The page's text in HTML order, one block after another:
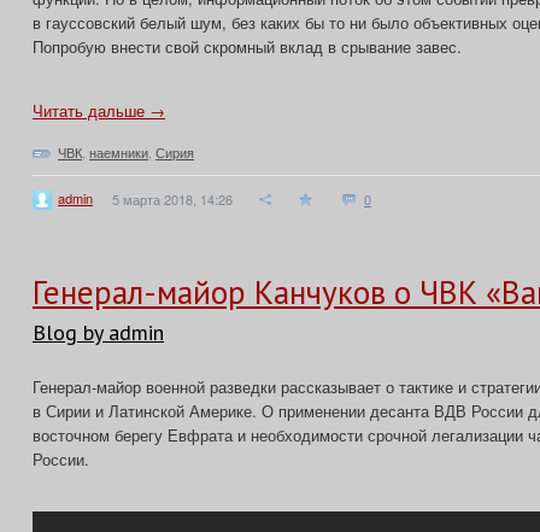
в гауссовский белый шум, без каких бы то ни было объективных
Попробую внести свой скромный вклад в срывание завес.
Читать дальше →
ЧВК наемники Сирия
admin 5 марта 2018, 14:26 0
Генерал-майор Канчуков о ЧВК
Blog by admin
Генерал-майор военной разведки рассказывает о тактике и
в Сирии и Латинской Америке. О применении десанта ВДВ России
восточном берегу Евфрата и необходимости срочной легализации
России.